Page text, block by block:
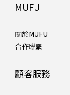
MUFU
關於MUFU
合作聯繫
顧客服務